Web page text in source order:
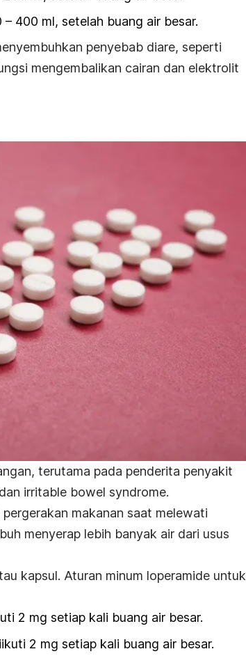
– 400 ml, setelah buang air besar.
penyebab diare, seperti
mengembalikan cairan dan elektrolit
terutama pada penderita penyakit
irritable bowel syndrome.
makanan saat melewati
menyerap lebih banyak air dari usus
kapsul. Aturan minum loperamide untuk
2 mg setiap kali buang air besar.
2 mg setiap kali buang air besar.